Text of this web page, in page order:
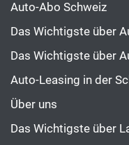
Auto-Abo Schweiz
Das Wichtigste über
Das Wichtigste über
Auto-Leasing in der
Über uns
Das Wichtigste über